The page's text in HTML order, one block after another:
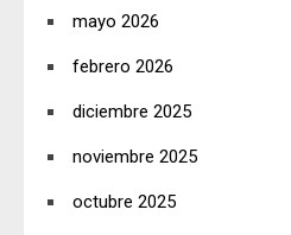
mayo 2026
febrero 2026
diciembre 2025
noviembre 2025
octubre 2025